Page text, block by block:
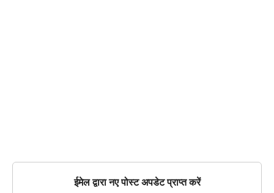
ईमेल द्वारा नए पोस्ट अपडेट प्राप्त करें